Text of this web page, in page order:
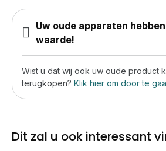
Uw oude apparaten
waarde!
Wist u dat wij ook uw oude product
terugkopen? Klik hier om door te
Dit zal u ook interessant